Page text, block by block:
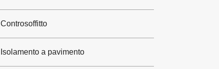
Controsoffitto
Isolamento a pavimento